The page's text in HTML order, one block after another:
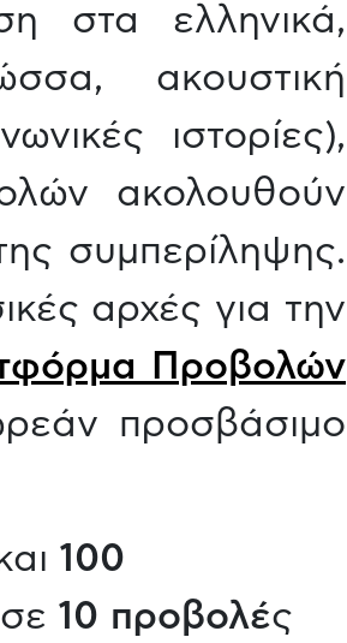
στα ελληνικά,
ακουστική
ιστορίες),
ακολουθούν
συμπερίληψης.
αρχές για την
Προβολών
προσβάσιμο
100
10 προβολές